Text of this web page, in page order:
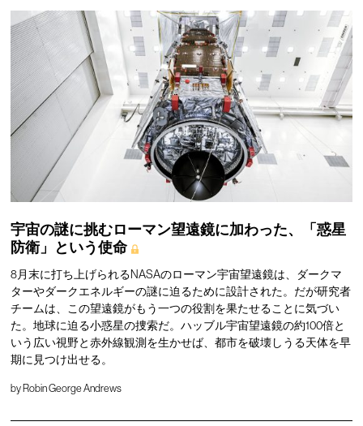
宇宙の謎に挑むローマン望遠鏡に加わった、「惑星
防衛」という使命
8月末に打ち上げられるNASAのローマン宇宙望遠鏡は、ダークマ
ターやダークエネルギーの謎に迫るために設計された。だが研究者
チームは、この望遠鏡がもう一つの役割を果たせることに気づい
た。地球に迫る小惑星の捜索だ。ハッブル宇宙望遠鏡の約100倍と
いう広い視野と赤外線観測を生かせば、都市を破壊しうる天体を早
期に見つけ出せる。
byRobin George Andrews